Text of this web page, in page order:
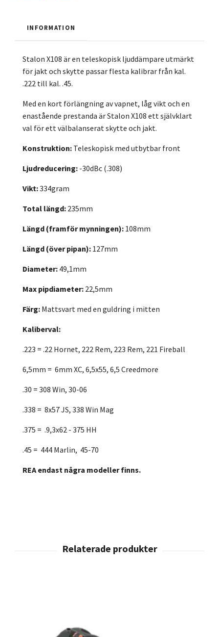
INFORMATION
Stalon X108 är en teleskopisk ljuddämpare utmärkt
för jakt och skytte passar flesta kalibrar från kal.
.222 till kal. .45.
Med en kort förlängning av vapnet, låg vikt och en
enastående prestanda är Stalon X108 ett självklart
val för ett välbalanserat skytte och jakt.
Konstruktion: Teleskopisk med utbytbar front
Ljudreducering: -30dBc (.308)
Vikt:334gram
Total längd: 235mm
Längd (framför mynningen): 108mm
Längd (över pipan): 127mm
Diameter: 49,1mm
Max pipdiameter: 22,5mm
Färg: Mattsvart med en guldring i mitten
Kaliberval:
.223 = .22 Hornet, 222 Rem, 223 Rem, 221 Fireball
6,5mm = 6mm XC, 6,5x55, 6,5 Creedmore
.30 = 308 Win, 30-06
.338 = 8x57 JS, 338 Win Mag
.375 = .9,3x62 - 375 HH
.45 = 444 Marlin, 45-70
REA endast några modeller finns.